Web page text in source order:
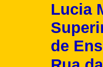
Lucia
de